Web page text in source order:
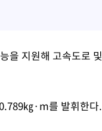
을 지원해 고속도로 및
㎏·m를 발휘한다.